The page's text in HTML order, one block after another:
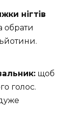
нігтів
обрати
щоб
голос.